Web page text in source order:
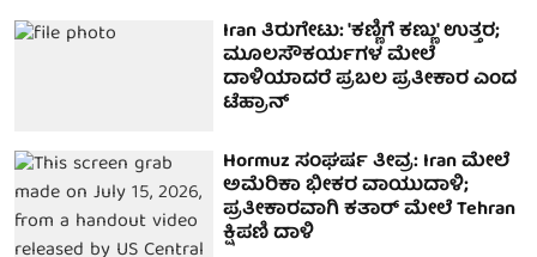
Iran ತಿರುಗೇಟು: 'ಕಣ್ಣಿಗೆ ಕಣ್ಣು' ಉತ್ತರ;
ಮೂಲಸೌಕರ್ಯಗಳ ಮೇಲೆ
ದಾಳಿಯಾದರೆ ಪ್ರಬಲ ಪ್ರತೀಕಾರ ಎಂದ
ಟೆಹ್ರಾನ್
Hormuz ಸಂಘರ್ಷ ತೀವ್ರ: Iran ಮೇಲೆ
ಅಮೆರಿಕಾ ಭೀಕರ ವಾಯುದಾಳಿ;
ಪ್ರತೀಕಾರವಾಗಿ ಕತಾರ್ ಮೇಲೆ Tehran
ಕ್ಷಿಪಣಿ ದಾಳಿ